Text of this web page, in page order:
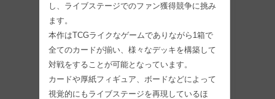
し、ライブステージでのファン獲得競争に挑み
ます。
本作はTCGライクなゲームでありながら1箱で
全てのカードが揃い、様々なデッキを構築して
対戦をすることが可能となっています。
カードや厚紙フィギュア、ボードなどによって
視覚的にもライブステージを再現しているほ